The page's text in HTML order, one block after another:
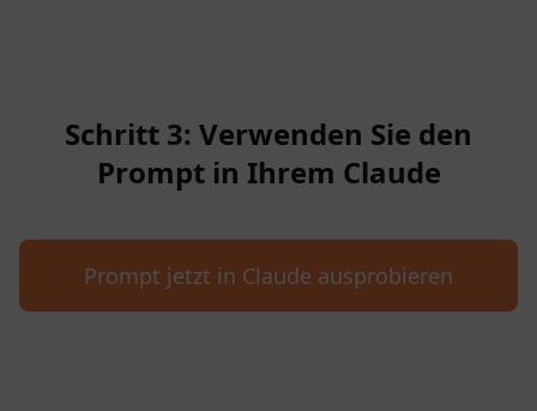
Schritt 3: Verwenden Sie den
Prompt in Ihrem Claude
Prompt jetzt in Claude ausprobieren